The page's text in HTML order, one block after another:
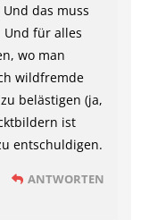
das muss
Und für alles
wo man
wildfremde
belästigen (ja,
ist
entschuldigen.
ANTWORTEN